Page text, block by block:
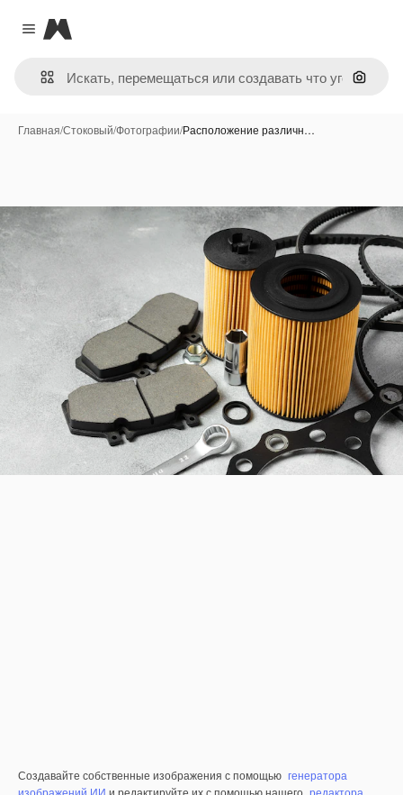
Close menu
Magnific
Поиск
Главная/Стоковый/Фотографии/Расположение различн…
Создавайте собственные изображения с помощью генератора
изображений ИИ и редактируйте их с помощью нашего редактора